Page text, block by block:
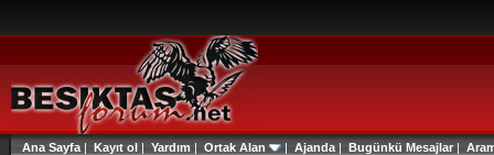
Ana Sayfa | Kayıt ol | Yardım | Ortak Alan | Ajanda | Bugünkü Mesajlar|